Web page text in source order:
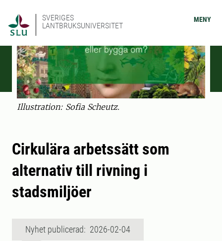
SVERIGES
LANTBRUKSUNIVERSITET
MENY
Illustration: Sofia Scheutz.
Cirkulära arbetssätt som
alternativ till rivning i
stadsmiljöer
Nyhet publicerad: 2026-02-04